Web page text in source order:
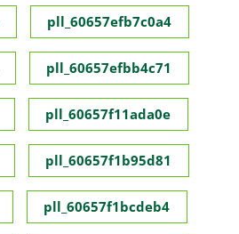
pll_60657efb7c0a4
pll_60657efbb4c71
pll_60657f11ada0e
pll_60657f1b95d81
pll_60657f1bcdeb4